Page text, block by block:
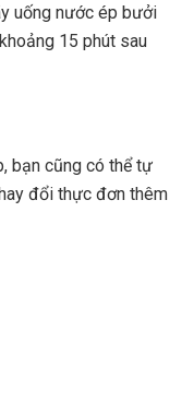
uống nước ép bưởi
15 phút sau
bạn cũng có thể tự
đổi thực đơn thêm